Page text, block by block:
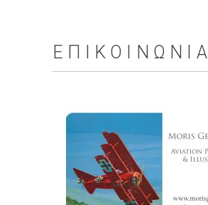
ΕΠΙΚΟΙΝΩΝΊΑ